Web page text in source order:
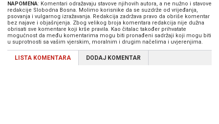
NAPOMENA: Komentari odražavaju stavove njihovih autora, a ne nužno i stavove
redakcije Slobodna Bosna. Molimo korisnike da se suzdrže od vrijeđanja,
psovanja i vulgarnog izražavanja. Redakcija zadržava pravo da obriše komentar
bez najave i objašnjenja. Zbog velikog broja komentara redakcija nije dužna
obrisati sve komentare koji krše pravila. Kao čitalac također prihvatate
mogućnost da među komentarima mogu biti pronađeni sadržaji koji mogu biti
u suprotnosti sa vašim vjerskim, moralnim i drugim načelima i uvjerenjima.
LISTA KOMENTARA DODAJ KOMENTAR